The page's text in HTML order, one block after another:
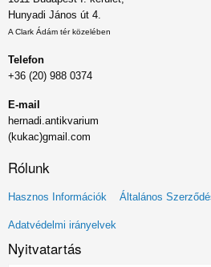
Hunyadi János út 4.
A Clark Ádám tér közelében
Telefon
+36 (20) 988 0374
E-mail
hernadi.antikvarium
(kukac)gmail.com
Rólunk
Lábléc
menü
Hasznos Információk Általános
Adatvédelmi irányelvek
Nyitvatartás